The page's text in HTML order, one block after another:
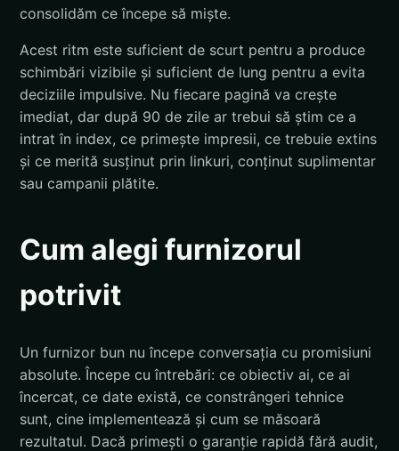
consolidăm ce începe să miște.
Acest ritm este suficient de scurt pentru a produce
schimbări vizibile și suficient de lung pentru a evita
deciziile impulsive. Nu fiecare pagină va crește
imediat, dar după 90 de zile ar trebui să știm ce a
intrat în index, ce primește impresii, ce trebuie extins
și ce merită susținut prin linkuri, conținut suplimentar
sau campanii plătite.
Cum alegi furnizorul
potrivit
Un furnizor bun nu începe conversația cu promisiuni
absolute. Începe cu întrebări: ce obiectiv ai, ce ai
încercat, ce date există, ce constrângeri tehnice
sunt, cine implementează și cum se măsoară
rezultatul. Dacă primești o garanție rapidă fără audit,